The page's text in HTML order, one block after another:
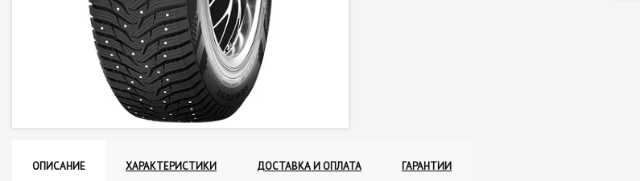
ОПИСАНИЕ ХАРАКТЕРИСТИКИ ДОСТАВКА И ОПЛАТА ГАРАНТИИ